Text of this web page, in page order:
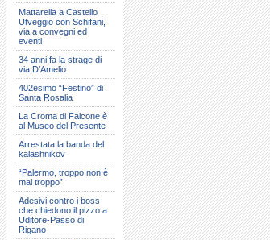
Mattarella a Castello
Utveggio con Schifani,
via a convegni ed
eventi
34 anni fa la strage di
via D’Amelio
402esimo “Festino” di
Santa Rosalia
La Croma di Falcone è
al Museo del Presente
Arrestata la banda del
kalashnikov
“Palermo, troppo non è
mai troppo”
Adesivi contro i boss
che chiedono il pizzo a
Uditore-Passo di
Rigano